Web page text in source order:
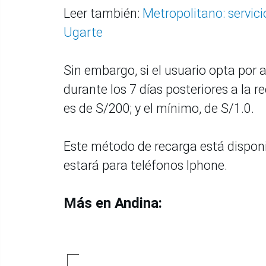
Leer también: Metropolitano:
Ugarte
Sin embargo, si el usuario opta por
durante los 7 días posteriores a la
es de S/200; y el mínimo, de S/1.0.
Este método de recarga está
estará para teléfonos Iphone.
Más en Andina: